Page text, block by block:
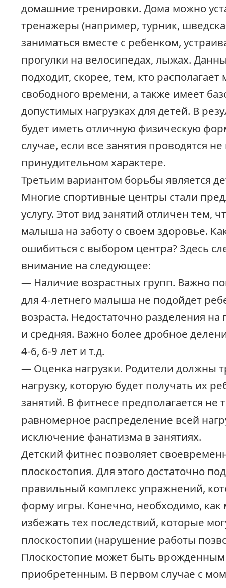
домашние тренировки. Дома можно
тренажеры (например, турник,
заниматься вместе с ребенком,
прогулки на велосипедах, лыжах.
подходит, скорее, тем, кто располагает
свободного времени, а также имеет
допустимых нагрузках для детей. В
будет иметь отличную физическую
случае, если все занятия проводятся не
принудительном характере.
Третьим вариантом борьбы является
Многие спортивные центры стали
услугу. Этот вид занятий отличен тем,
малыша на заботу о своем здоровье.
ошибиться с выбором центра? Здесь
внимание на следующее:
— Наличие возрастных групп. Важно
для 4-летнего малыша не подойдет
возраста. Недостаточно разделения
и средняя. Важно более дробное
4-6, 6-9 лет и т.д.
— Оценка нагрузки. Родители должны
нагрузку, которую будет получать их
занятий. В фитнесе предполагается не
равномерное распределение всей
исключение фанатизма в занятиях.
Детский фитнес позволяет
плоскостопия. Для этого достаточно
правильный комплекс упражнений,
форму игры. Конечно, необходимо,
избежать тех последствий, которые
плоскостопии (нарушение работы
Плоскостопие может быть
приобретенным. В первом случае с